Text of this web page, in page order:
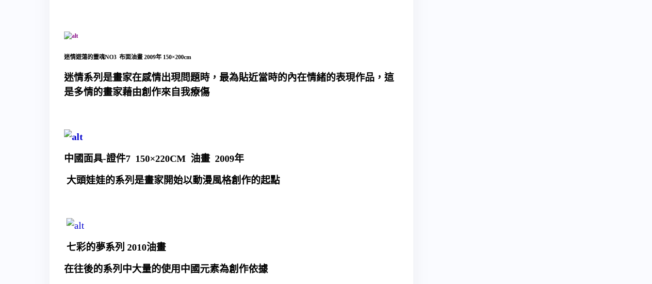
迷情遊蕩的靈魂NO3 布面油畫 2009年 150×200cm
迷情系列是畫家在感情出現問題時，最為貼近當時的內在情緒的表現作品，這
是多情的畫家藉由創作來自我療傷
中國面具-證件7 150×220CM 油畫 2009年
大頭娃娃的系列是畫家開始以動漫風格創作的起點
七彩的夢系列 2010油畫
在往後的系列中大量的使用中國元素為創作依據